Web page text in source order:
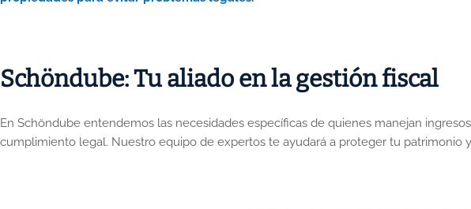
Schöndube: Tu aliado en la gestión fiscal
En Schöndube entendemos las necesidades específicas de quienes manejan
cumplimiento legal. Nuestro equipo de expertos te ayudará a proteger tu patrimonio